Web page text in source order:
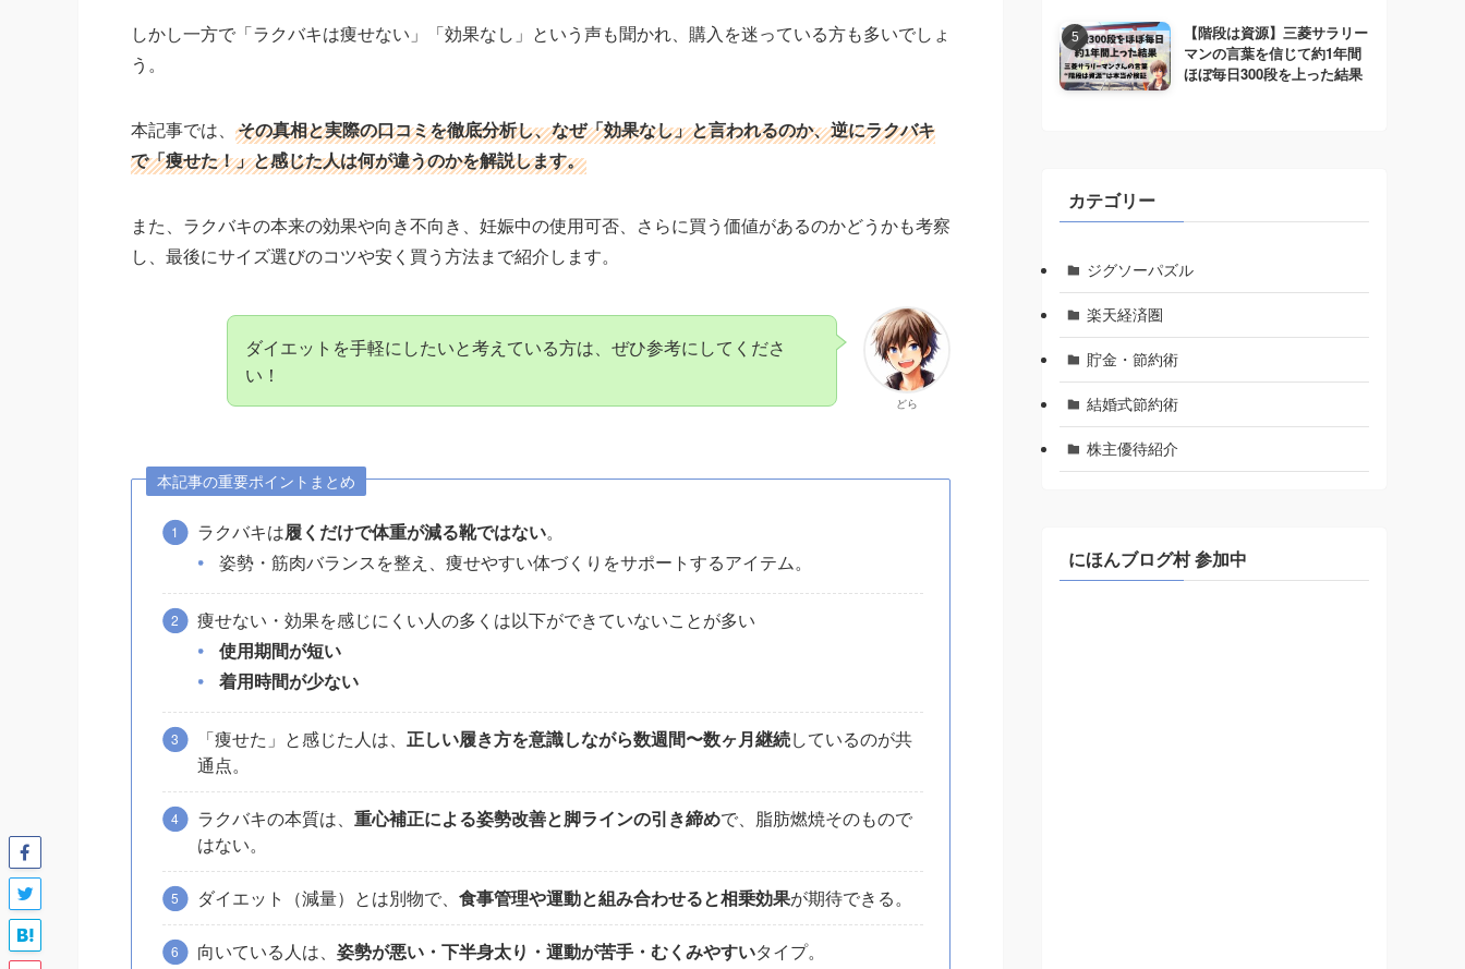
しかし一方で「ラクバキは痩せない」「効果なし」という声も聞かれ、購入を迷っている方も多いでしょ
う。
本記事では、 その真相と実際の口コミを徹底分析し、なぜ「効果なし」と言われるのか、逆にラクバキ
で「痩せた！」と感じた人は何が違うのかを解説します。
また、ラクバキの本来の効果や向き不向き、妊娠中の使用可否、さらに買う価値があるのかどうかも考察
し、最後にサイズ選びのコツや安く買う方法まで紹介します。
どら
ダイエットを手軽にしたいと考えている方は、ぜひ参考にしてくださ
い！
本記事の重要ポイントまとめ
ラクバキは履くだけで体重が減る靴ではない。
姿勢・筋肉バランスを整え、痩せやすい体づくりをサポートするアイテム。
痩せない・効果を感じにくい人の多くは以下ができていないことが多い
使用期間が短い
着用時間が少ない
「痩せた」と感じた人は、 正しい履き方を意識しながら数週間〜数ヶ月継続しているのが共
通点。
ラクバキの本質は、 重心補正による姿勢改善と脚ラインの引き締めで、脂肪燃焼そのもので
はない。
ダイエット（減量）とは別物で、 食事管理や運動と組み合わせると相乗効果が期待できる。
向いている人は、 姿勢が悪い・下半身太り・運動が苦手・むくみやすいタイプ。
【階段は資源】三菱サラリー
マンの言葉を信じて約1年間
ほぼ毎日300段を上った結果
カテゴリー
ジグソーパズル
楽天経済圏
貯金・節約術
結婚式節約術
株主優待紹介
にほんブログ村 参加中